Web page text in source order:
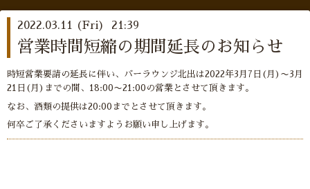
2022.03.11 (Fri) 21:39
営業時間短縮の期間延長のお知らせ
時短営業要請の延長に伴い、バーラウンジ北出は2022年3月7日(月)〜3月
21日(月)までの間、18:00〜21:00の営業とさせて頂きます。
なお、酒類の提供は20:00までとさせて頂きます。
何卒ご了承くださいますようお願い申し上げます。